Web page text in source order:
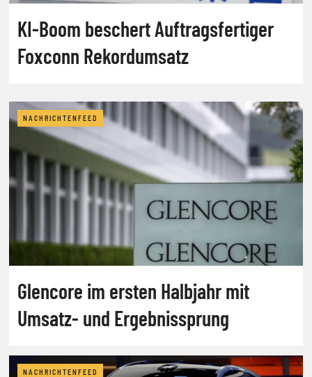
KI-Boom beschert Auftragsfertiger
Foxconn Rekordumsatz
NACHRICHTENFEED
Glencore im ersten Halbjahr mit
Umsatz- und Ergebnissprung
NACHRICHTENFEED